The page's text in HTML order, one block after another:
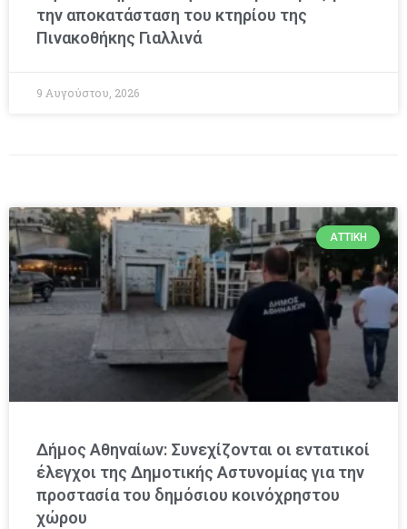
την αποκατάσταση του κτηρίου της
Πινακοθήκης Γιαλλινά
9 Αυγούστου, 2026
ΑΤΤΙΚΉ
Δήμος Αθηναίων: Συνεχίζονται οι εντατικοί
έλεγχοι της Δημοτικής Αστυνομίας για την
προστασία του δημόσιου κοινόχρηστου
χώρου